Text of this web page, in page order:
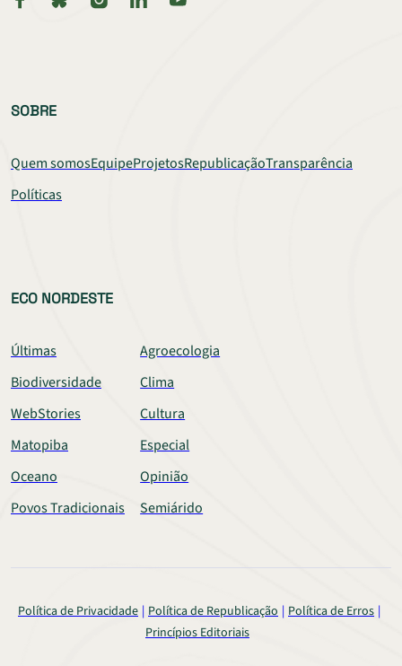
SOBRE
Quem somosEquipeProjetosRepublicaçãoTransparência
Políticas
ECO NORDESTE
Últimas
Agroecologia
Biodiversidade
Clima
WebStories
Cultura
Matopiba
Especial
Oceano
Opinião
Povos Tradicionais
Semiárido
Política de Privacidade Política de Republicação
Política de Erros
Princípios Editoriais